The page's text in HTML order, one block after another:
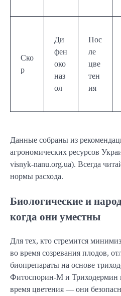
Ско
р
Ди
фен
око
наз
ол
Пос
ле
цве
тен
ия
Данные собраны из
агрономических ресурсов
visnyk-nanu.org.ua). Всегда
нормы расхода.
Биологические и
когда они уместны
Для тех, кто стремится
во время созревания плодов,
биопрепараты на основе
Фитоспорин-М и Триходермин
время цветения — они